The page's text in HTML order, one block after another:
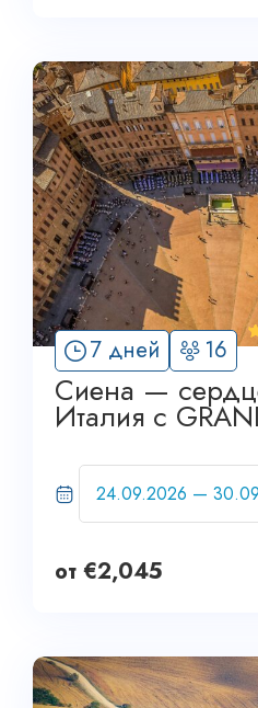
7 дней 16
'
Сиена —
Италия с
от €2,045